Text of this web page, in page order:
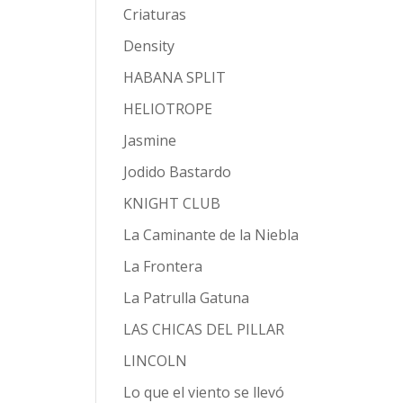
Criaturas
Density
HABANA SPLIT
HELIOTROPE
Jasmine
Jodido Bastardo
KNIGHT CLUB
La Caminante de la Niebla
La Frontera
La Patrulla Gatuna
LAS CHICAS DEL PILLAR
LINCOLN
Lo que el viento se llevó